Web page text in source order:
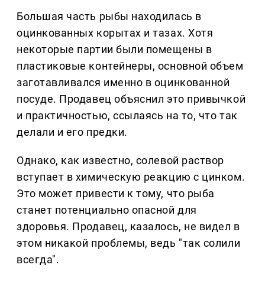
Большая часть рыбы находилась в
оцинкованных корытах и тазах. Хотя
некоторые партии были помещены в
пластиковые контейнеры, основной объем
заготавливался именно в оцинкованной
посуде. Продавец объяснил это привычкой
и практичностью, ссылаясь на то, что так
делали и его предки.
Однако, как известно, солевой раствор
вступает в химическую реакцию с цинком.
Это может привести к тому, что рыба
станет потенциально опасной для
здоровья. Продавец, казалось, не видел в
этом никакой проблемы, ведь "так солили
всегда".